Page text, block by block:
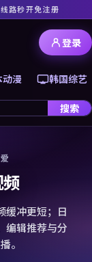
路秒开免注册
动漫 韩国综艺
搜索
登录
缓冲更短；日
编辑推荐与分
。